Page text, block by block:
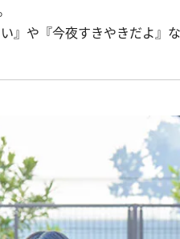
』や『今夜すきやきだよ』